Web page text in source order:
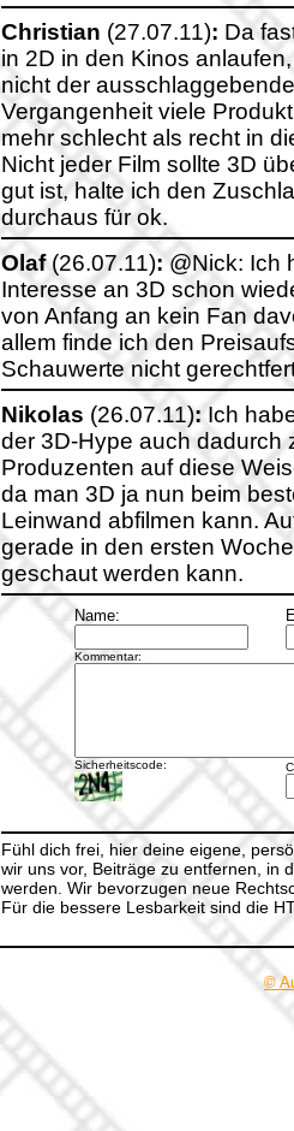
Christian (27.07.11): Da
in 2D in den Kinos
nicht der
Vergangenheit viele
mehr schlecht als recht in
Nicht jeder Film sollte 3D
gut ist, halte ich den
durchaus für ok.
Olaf(26.07.11):@Nick: Ich
Interesse an 3D schon
von Anfang an kein Fan
allem finde ich den
Schauwerte nicht
Nikolas (26.07.11): Ich
der 3D-Hype auch dadurch
Produzenten auf diese
da man 3D ja nun beim
Leinwand abfilmen kann.
gerade in den ersten
geschaut werden kann.
Name:
Kommentar:
Sicherheitscode:
Fühl dich frei, hier deine eigene,
wir uns vor, Beiträge zu entfernen, in
werden. Wir bevorzugen neue
Für die bessere Lesbarkeit sind die
©